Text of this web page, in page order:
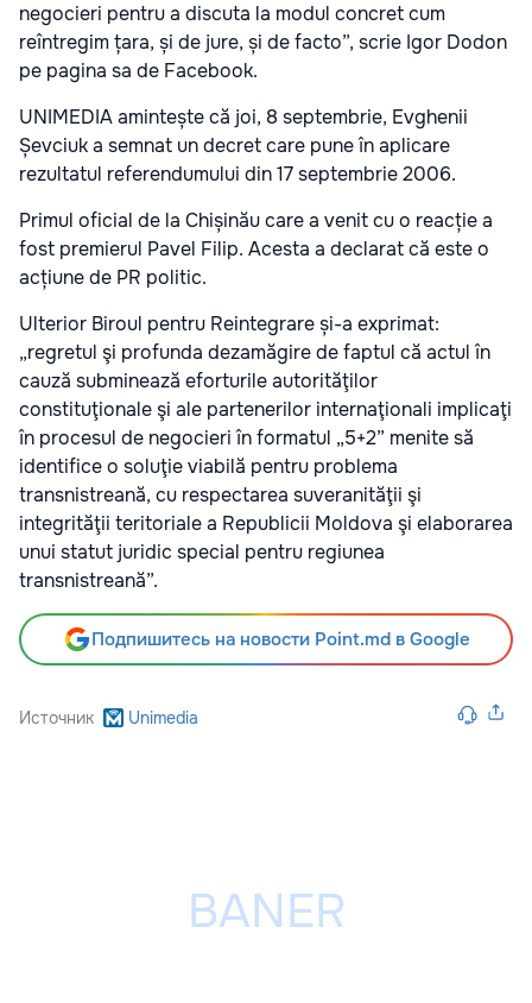
negocieri pentru a discuta la modul concret cum
reîntregim țara, și de jure, și de facto”, scrie Igor Dodon
pe pagina sa de Facebook.
UNIMEDIA amintește că joi, 8 septembrie, Evghenii
Șevciuk a semnat un decret care pune în aplicare
rezultatul referendumului din 17 septembrie 2006.
Primul oficial de la Chișinău care a venit cu o reacție a
fost premierul Pavel Filip. Acesta a declarat că este o
acțiune de PR politic.
Ulterior Biroul pentru Reintegrare și-a exprimat:
„regretul şi profunda dezamăgire de faptul că actul în
cauză subminează eforturile autorităţilor
constituţionale şi ale partenerilor internaţionali implicaţi
în procesul de negocieri în formatul „5+2” menite să
identifice o soluţie viabilă pentru problema
transnistreană, cu respectarea suveranităţii şi
integrităţii teritoriale a Republicii Moldova şi elaborarea
unui statut juridic special pentru regiunea
transnistreană”.
Подпишитесь на новости Point.md в Google
Источник Unimedia